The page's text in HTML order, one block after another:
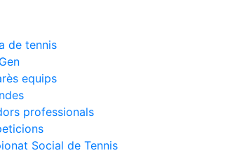
de tennis
equips
professionals
Social de Tennis